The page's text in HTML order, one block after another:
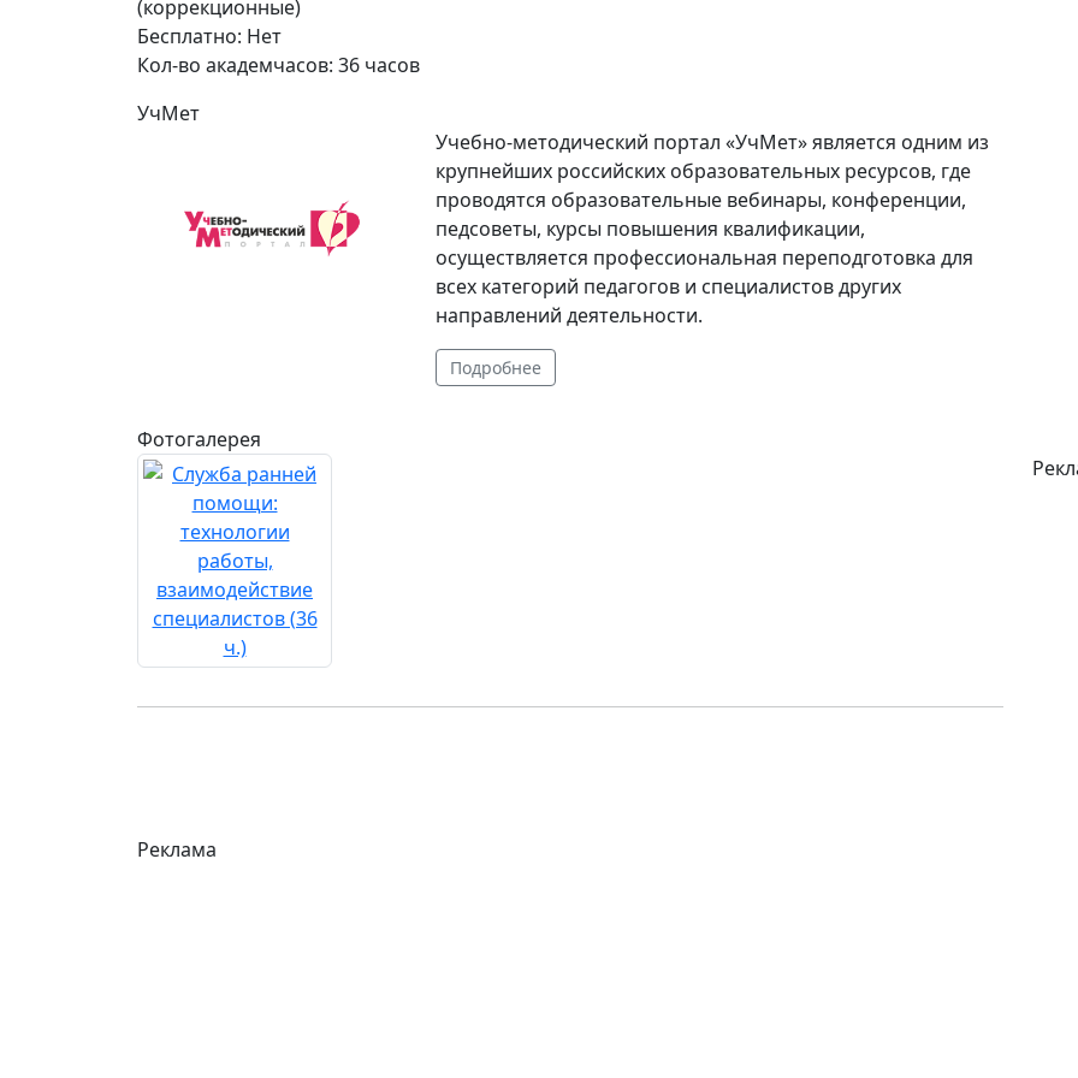
(коррекционные)
Бесплатно: Нет
Кол-во академчасов: 36 часов
УчМет
Учебно-методический портал «УчМет» является одним из
крупнейших российских образовательных ресурсов, где
проводятся образовательные вебинары, конференции,
педсоветы, курсы повышения квалификации,
осуществляется профессиональная переподготовка для
всех категорий педагогов и специалистов других
направлений деятельности.
Подробнее
Фотогалерея
Реклама